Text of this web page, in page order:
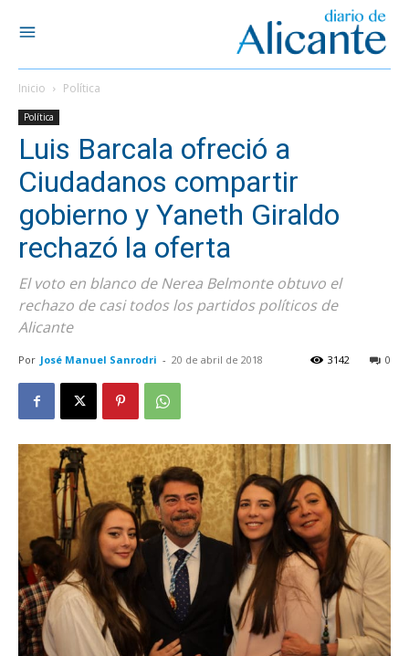
Inicio Política
Política
Luis Barcala ofreció a
Ciudadanos compartir
gobierno y Yaneth Giraldo
rechazó la oferta
El voto en blanco de Nerea Belmonte obtuvo el
rechazo de casi todos los partidos políticos de
Alicante
Por José Manuel Sanrodri - 20 de abril de 2018 0
3142